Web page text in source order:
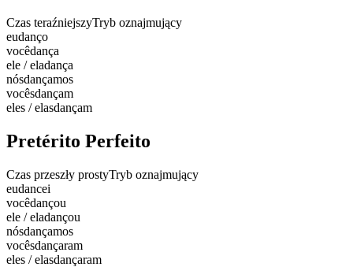
Czas teraźniejszyTryb oznajmujący
eudanço
vocêdança
ele / eladança
nósdançamos
vocêsdançam
eles / elasdançam
Pretérito Perfeito
Czas przeszły prostyTryb oznajmujący
eudancei
vocêdançou
ele / eladançou
nósdançamos
vocêsdançaram
eles / elasdançaram